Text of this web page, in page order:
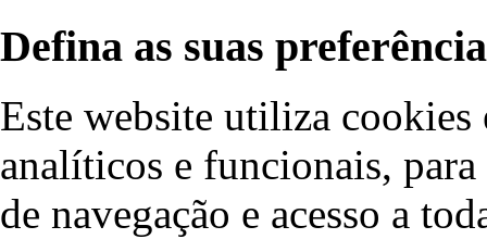
Defina as suas
Este website utiliza cookies
analíticos e funcionais,
de navegação e acesso a